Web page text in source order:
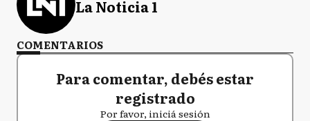
La Noticia 1
COMENTARIOS
Para comentar, debés estar
registrado
Por favor, iniciá sesión